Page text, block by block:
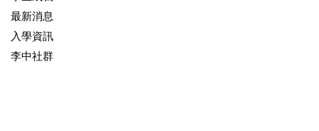
最新消息
入學資訊
李中社群